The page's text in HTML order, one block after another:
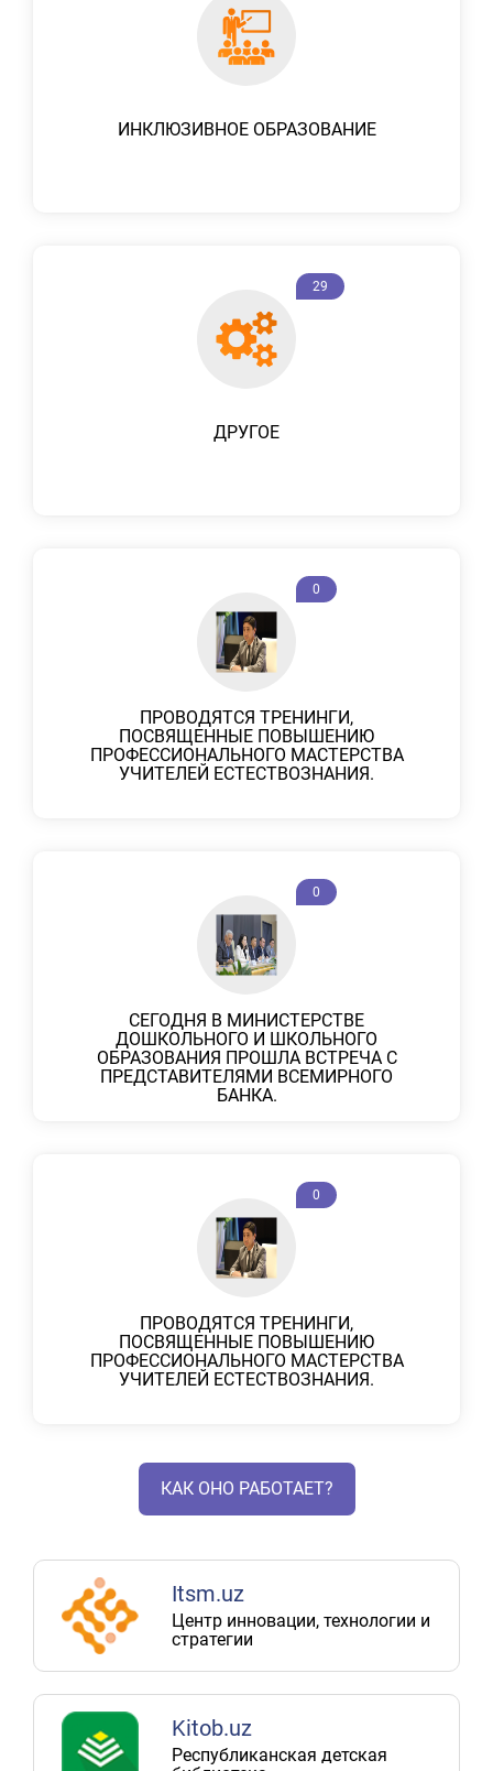
ИНКЛЮЗИВНОЕ ОБРАЗОВАНИЕ
29
ДРУГОЕ
0
ПРОВОДЯТСЯ ТРЕНИНГИ,
ПОСВЯЩЕННЫЕ ПОВЫШЕНИЮ
ПРОФЕССИОНАЛЬНОГО МАСТЕРСТВА
УЧИТЕЛЕЙ ЕСТЕСТВОЗНАНИЯ.
0
СЕГОДНЯ В МИНИСТЕРСТВЕ
ДОШКОЛЬНОГО И ШКОЛЬНОГО
ОБРАЗОВАНИЯ ПРОШЛА ВСТРЕЧА С
ПРЕДСТАВИТЕЛЯМИ ВСЕМИРНОГО
БАНКА.
0
ПРОВОДЯТСЯ ТРЕНИНГИ,
ПОСВЯЩЕННЫЕ ПОВЫШЕНИЮ
ПРОФЕССИОНАЛЬНОГО МАСТЕРСТВА
УЧИТЕЛЕЙ ЕСТЕСТВОЗНАНИЯ.
КАК ОНО РАБОТАЕТ?
Itsm.uz
Центр инновации, технологии и
стратегии
Kitob.uz
Республиканская детская